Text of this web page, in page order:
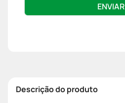
ENVIAR
Descrição do produto